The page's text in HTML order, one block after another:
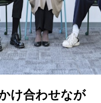
け合わせなが